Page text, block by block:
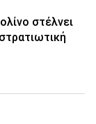
στέλνει